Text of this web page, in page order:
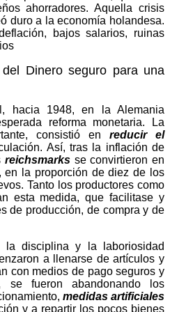
ahorradores. Aquella crisis
duro a la economía holandesa.
bajos salarios, ruinas
Dinero seguro para una
hacia 1948, en la Alemania
reforma monetaria. La
consistió en reducir el
Así, tras la inflación de
reichsmarksse convirtieron en
en la proporción de diez de los
Tanto los productores como
esta medida, que facilitase y
de producción, de compra y de
la disciplina y la laboriosidad
a llenarse de artículos y
con medios de pago seguros y
se fueron abandonando los
medidas artificiales
y a repartir los pocos bienes